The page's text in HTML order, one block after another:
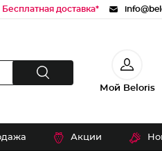
Бесплатная доставка*
Мой Beloris
Акции